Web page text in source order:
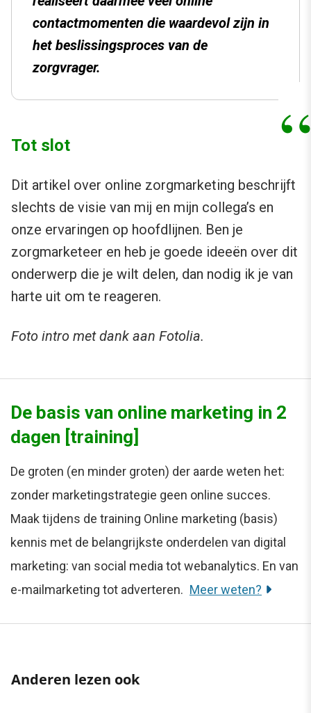
contactmomenten die waardevol zijn in
het beslissingsproces van de
zorgvrager.
Tot slot
Dit artikel over online zorgmarketing beschrijft
slechts de visie van mij en mijn collega’s en
onze ervaringen op hoofdlijnen. Ben je
zorgmarketeer en heb je goede ideeën over dit
onderwerp die je wilt delen, dan nodig ik je van
harte uit om te reageren.
Foto intro met dank aan Fotolia.
De basis van online marketing in 2
dagen [training]
De groten (en minder groten) der aarde weten het:
zonder marketingstrategie geen online succes.
Maak tijdens de training Online marketing (basis)
kennis met de belangrijkste onderdelen van digital
marketing: van social media tot webanalytics. En van
e-mailmarketing tot adverteren. Meer weten?
Anderen lezen ook